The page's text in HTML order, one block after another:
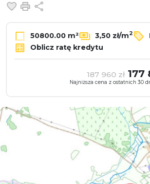
Dodaj do ulubionych
Drukuj
50800.00 m² 3,50 zł/m2
Oblicz ratę kredytu
187 960 zł 177
Najniższa cena z ostatnich 30